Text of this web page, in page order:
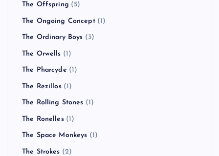
The Offspring (5)
The Ongoing Concept(1)
The Ordinary Boys (3)
The Orwells (1)
The Pharcyde (1)
The Rezillos(1)
The Rolling Stones (1)
The Ronelles(1)
The Space Monkeys (1)
The Strokes (2)